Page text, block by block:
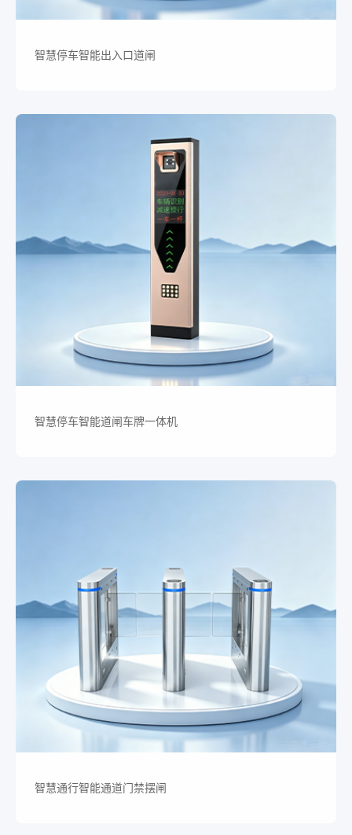
智慧停车智能出入口道闸
智慧停车智能道闸车牌一体机
智慧通行智能通道门禁摆闸